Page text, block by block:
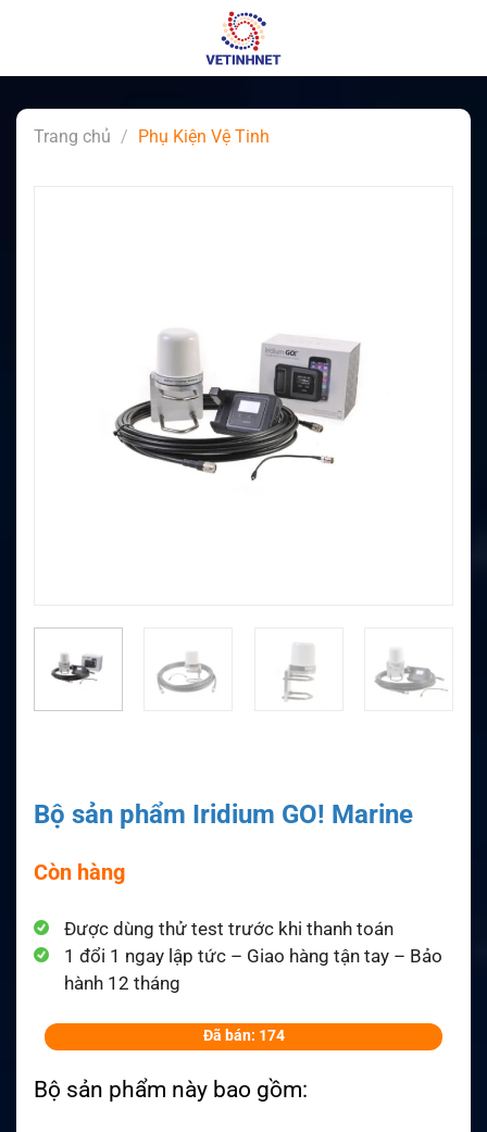
Trang chủ / Phụ Kiện Vệ Tinh
Bộ sản phẩm Iridium GO! Marine
Còn hàng
Được dùng thử test trước khi thanh toán
1 đổi 1 ngay lập tức – Giao hàng tận tay – Bảo
hành 12 tháng
Đã bán: 174
Bộ sản phẩm này bao gồm: